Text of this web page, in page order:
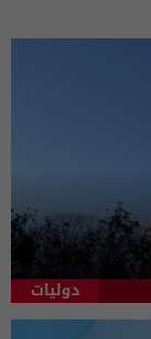
دوليات